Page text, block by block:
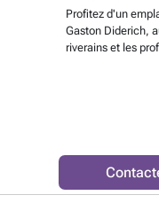
Profitez d'un
Gaston Diderich,
riverains et les
pas du quartier
à une multitude
Parfaitement
est situé à
rapidement le
stratégiques de
l'Avenue de la
Charlotte en fait